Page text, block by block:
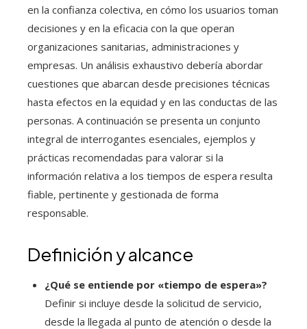
en la confianza colectiva, en cómo los usuarios toman
decisiones y en la eficacia con la que operan
organizaciones sanitarias, administraciones y
empresas. Un análisis exhaustivo debería abordar
cuestiones que abarcan desde precisiones técnicas
hasta efectos en la equidad y en las conductas de las
personas. A continuación se presenta un conjunto
integral de interrogantes esenciales, ejemplos y
prácticas recomendadas para valorar si la
información relativa a los tiempos de espera resulta
fiable, pertinente y gestionada de forma
responsable.
Definición y alcance
¿Qué se entiende por «tiempo de espera»?
Definir si incluye desde la solicitud de servicio,
desde la llegada al punto de atención o desde la